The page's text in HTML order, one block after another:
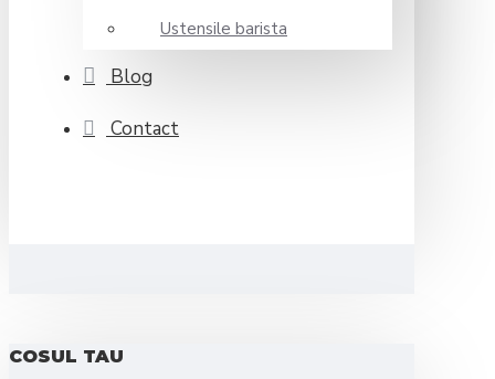
Ustensile barista
Blog
Contact
COSUL TAU